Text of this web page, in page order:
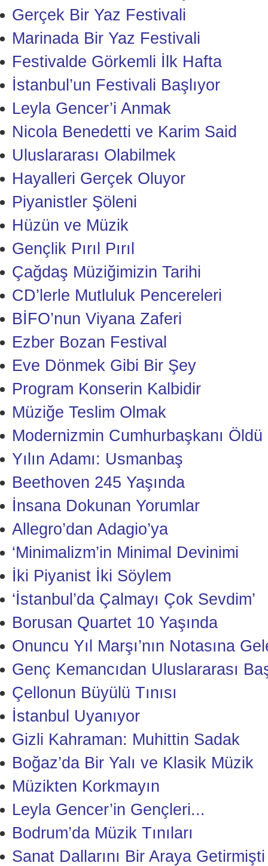
Gerçek Bir Yaz Festivali
Marinada Bir Yaz Festivali
Festivalde Görkemli İlk Hafta
İstanbul’un Festivali Başlıyor
Leyla Gencer’i Anmak
Nicola Benedetti ve Karim Said
Uluslararası Olabilmek
Hayalleri Gerçek Oluyor
Piyanistler Şöleni
Hüzün ve Müzik
Gençlik Pırıl Pırıl
Çağdaş Müziğimizin Tarihi
CD’lerle Mutluluk Pencereleri
BİFO’nun Viyana Zaferi
Ezber Bozan Festival
Eve Dönmek Gibi Bir Şey
Program Konserin Kalbidir
Müziğe Teslim Olmak
Modernizmin Cumhurbaşkanı Öldü
Yılın Adamı: Usmanbaş
Beethoven 245 Yaşında
İnsana Dokunan Yorumlar
Allegro’dan Adagio’ya
‘Minimalizm’in Minimal Devinimi
İki Piyanist İki Söylem
‘İstanbul’da Çalmayı Çok Sevdim’
Borusan Quartet 10 Yaşında
Onuncu Yıl Marşı’nın Notasına
Genç Kemancıdan Uluslararası
Çellonun Büyülü Tınısı
İstanbul Uyanıyor
Gizli Kahraman: Muhittin Sadak
Boğaz’da Bir Yalı ve Klasik Müzik
Müzikten Korkmayın
Leyla Gencer’in Gençleri...
Bodrum’da Müzik Tınıları
Sanat Dallarını Bir Araya Getirmişti